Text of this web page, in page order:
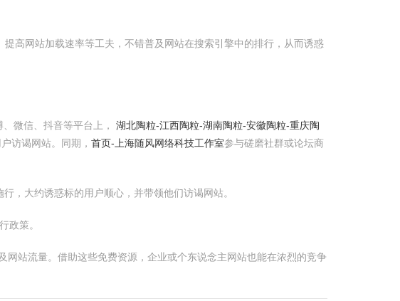
高网站加载速率等工夫，不错普及网站在搜索引擎中的排行，从而诱惑
微信、抖音等平台上， 湖北陶粒-江西陶粒-湖南陶粒-安徽陶粒-重庆陶
访谒网站。同期， 首页-上海随风网络科技工作室参与磋磨社群或论坛商
，大约诱惑标的用户顺心，并带领他们访谒网站。
政策。
站流量。借助这些免费资源，企业或个东说念主网站也能在浓烈的竞争